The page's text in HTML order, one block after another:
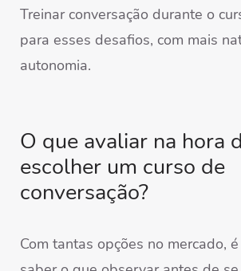
Treinar conversação durante o
para esses desafios, com mais
autonomia.
O que avaliar na hora
escolher um curso de
conversação?
Com tantas opções no mercado,